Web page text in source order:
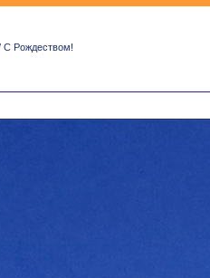
С Рождеством!